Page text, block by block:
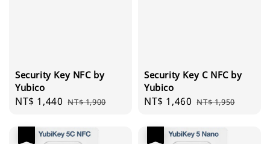
Security Key NFC by
Yubico
Sale
NT$ 1,440 Regular
NT$ 1,900
Security Key C NFC by
Yubico
Sale
NT$ 1,460 Regular
NT$ 1,950